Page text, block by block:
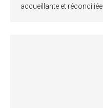
accueillante et réconciliée